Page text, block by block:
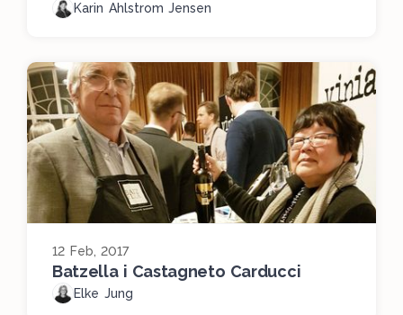
Karin Ahlstrom Jensen
12 Feb, 2017
Batzella i Castagneto Carducci
Elke Jung